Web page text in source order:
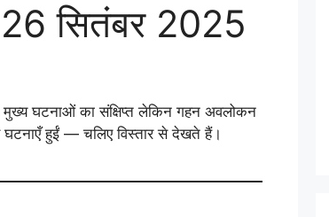
सितंबर 2025
मुख्य घटनाओं का संक्षिप्त लेकिन गहन अवलोकन
हुईं — चलिए विस्तार से देखते हैं।